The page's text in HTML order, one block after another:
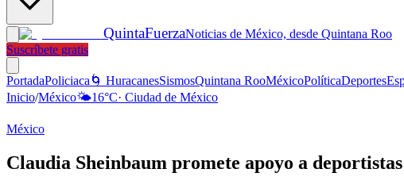
QuintaFuerzaNoticias de México, desde Quintana Roo
Suscríbete gratis
PortadaPoliciaca 🌀 HuracanesSismosQuintana RooMéxicoPolíticaDeportes
Inicio/México🌤️16°C· Ciudad de México
México
Claudia Sheinbaum promete apoyo a